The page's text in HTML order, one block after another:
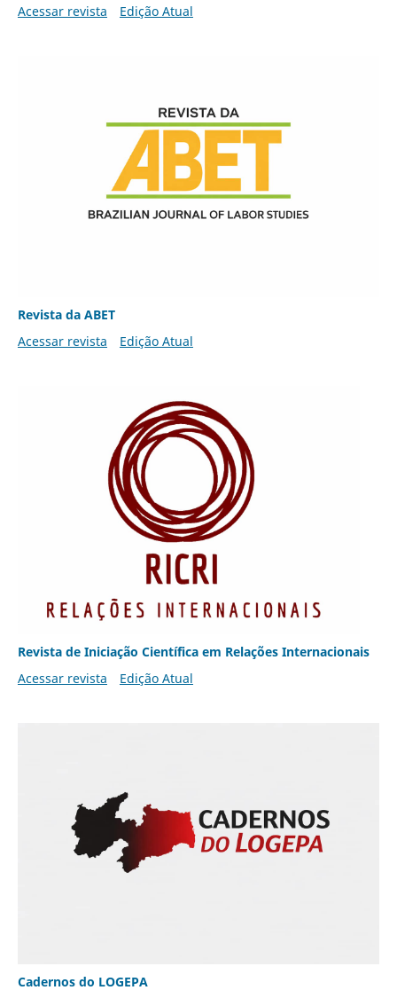
Acessar revista Edição Atual
Revista da ABET
Acessar revista
Edição Atual
Revista de Iniciação Científica em Relações Internacionais
Acessar revista
Edição Atual
Cadernos do LOGEPA